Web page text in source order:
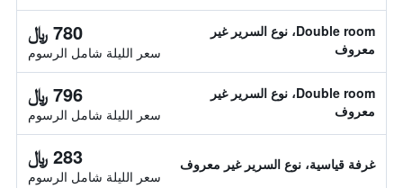
Double room، نوع السرير غير
معروف
780 ﷼
سعر الليلة شامل الرسوم
Double room، نوع السرير غير
معروف
796 ﷼
سعر الليلة شامل الرسوم
غرفة قياسية، نوع السرير غير معروف 283 ﷼
سعر الليلة شامل الرسوم